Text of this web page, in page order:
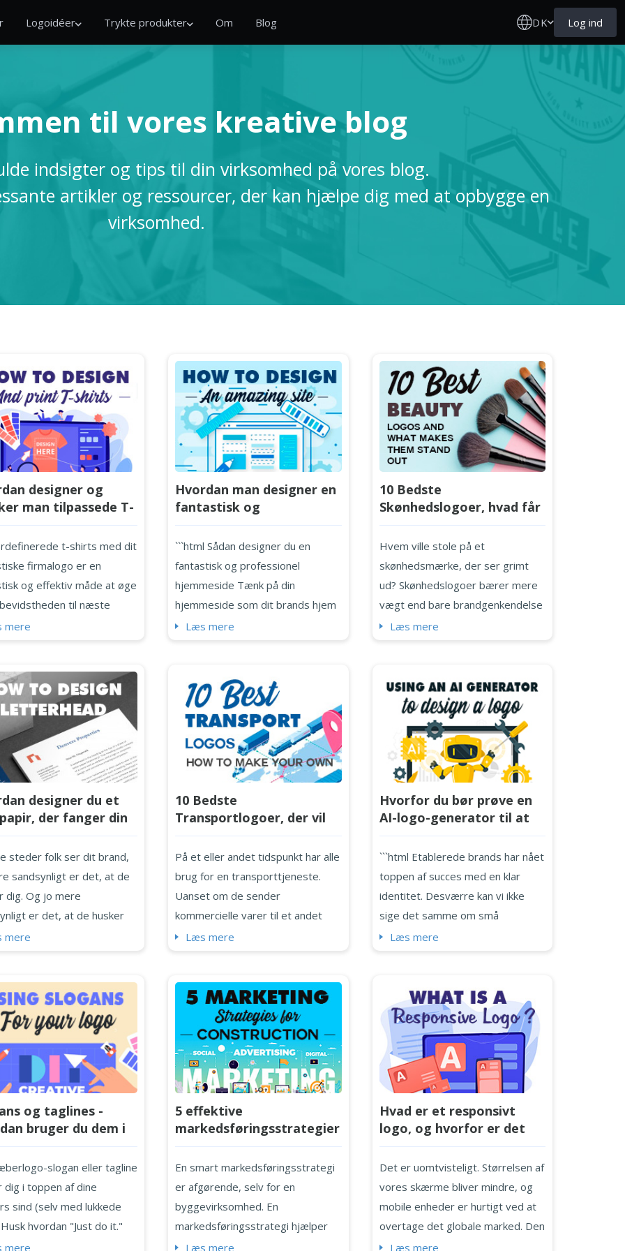
Logoidéer Trykte produkter Om Blog DK Log ind
til vores kreative blog
indsigter og tips til din virksomhed på vores blog.
artikler og ressourcer, der kan hjælpe dig med at opbygge en
virksomhed.
designer og
man tilpassede T-
med virksomhedens
t-shirts med dit
firmalogo er en
og effektiv måde at øge
til næste
Vi har skabt en guide til at
Branding af
t-shirts Der
få lejligheder, hvor folk
bære deres
t-shirts. T-
mere
Hvordan man designer en
fantastisk og
professionel hjemmeside
```html Sådan designer du en
fantastisk og professionel
hjemmeside Tænk på din
hjemmeside som dit brands hjem
på internettet. Den kan ikke
ret begrænsede i deres
funktionalitet og fungerer mere
som en kommunikationskanal end
som et sandt online hjem. Når folk
søger efter dit brand, bruger de
søgemaskiner og forsøger at
finde din hjemmesi...
Læs mere
10 Bedste
Skønhedslogoer, hvad får
dem til at skille sig ud fra
resten
Hvem ville stole på et
skønhedsmærke, der ser grimt
ud? Skønhedslogoer bærer mere
vægt end bare brandgenkendelse
- de skal lokke kunderne med
ser kedeligt eller uinspireret ud.
Hvis du designer et
skønhedslogo, har vi samlet de 10
bedste skønhedslogoer nedenfor.
Vi forklarer, hvad der gør dem så
succesfulde, og diskuterer tre
eksperttips, du...
Læs mere
designer du et
der fanger din
perfekt?
steder folk ser dit brand,
sandsynligt er det, at de
dig. Og jo mere
er det, at de husker
sandsynligt er det, at
Kort sagt er brand-
positivt forbundet med
engagement og salg.
lægger du så meget energi
det perfekte logo,
Og i at skabe en
mere
10 Bedste
Transportlogoer, der vil
inspirere dig til dit eget
design
På et eller andet tidspunkt har alle
brug for en transporttjeneste.
Uanset om de sender
kommercielle varer til et andet
land eller leverer bedstemors
meget nødvendig service, som vi
alle har brug for. Det er en af
grundene til, at transportlogoer er
så vigtige - alle, der ser dem, er
potentielle kunder.Så hvad gør et
godt transportlogo? Og hvor...
Læs mere
Hvorfor du bør prøve en
AI-logo-generator til at
skabe din
virksomhedslogo
```html Etablerede brands har nået
toppen af succes med en klar
identitet. Desværre kan vi ikke
sige det samme om små
virksomheder og startups. At
være intimiderende, medmindre
du har en unik logo, der indkapsler
din brands identitet, værdier,
filosofier og mission. Desværre
kan det være en dyr og
tidskrævende affære at lave en
logo, hvilket kan belaste de...
Læs mere
og taglines -
bruger du dem i
design?
slogan eller tagline
dig i toppen af dine
sind (selv med lukkede
hvordan "Just do it."
"Det lykkeligste sted på
mere
5 effektive
markedsføringsstrategier
for din byggevirksomhed
En smart markedsføringsstrategi
er afgørende, selv for en
byggevirksomhed. En
markedsføringsstrategi hjælper
dig ikke kun med at få kunder, den
Læs mere
Hvad er et responsivt
logo, og hvorfor er det
vigtigt for din
virksomhed?
Det er uomtvisteligt. Størrelsen af
vores skærme bliver mindre, og
mobile enheder er hurtigt ved at
overtage det globale marked. Den
udbredte brug af smartphones og
Læs mere